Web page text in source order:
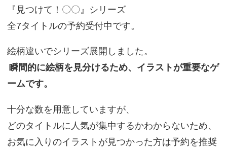
『見つけて！〇〇』シリーズ
全7タイトルの予約受付中です。
絵柄違いでシリーズ展開しました。
瞬間的に絵柄を見分けるため、イラストが重要なゲ
ームです。
十分な数を用意していますが、
どのタイトルに人気が集中するかわからないため、
お気に入りのイラストが見つかった方は予約を推奨